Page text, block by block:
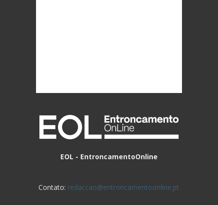
EOL - EntroncamentoOnline
Contato: redaccao@entroncamentoonline.pt